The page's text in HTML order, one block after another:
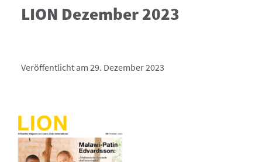
LION Dezember 2023
Veröffentlicht am 29. Dezember 2023